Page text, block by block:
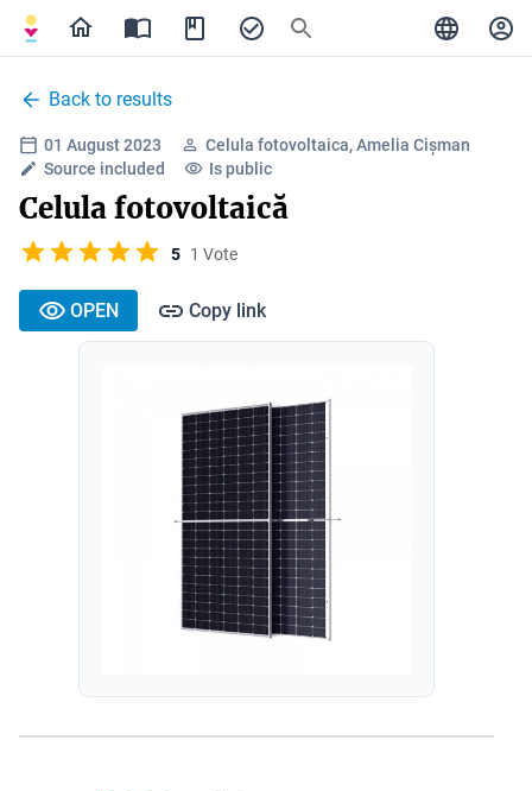
Back to results
01 August 2023
Celula fotovoltaica, Amelia Cișman
Source included
Is public
Celula fotovoltaică
5 1 Vote
OPEN Copy link